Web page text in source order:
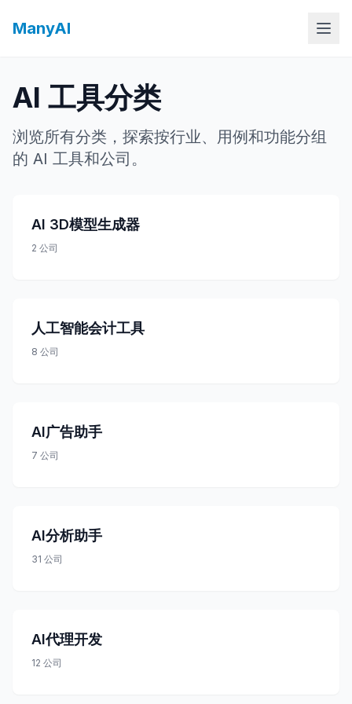
ManyAI
AI 工具分类
浏览所有分类，探索按行业、用例和功能分组
的 AI 工具和公司。
AI 3D模型生成器
2 公司
人工智能会计工具
8 公司
AI广告助手
7 公司
AI分析助手
31 公司
AI代理开发
12 公司